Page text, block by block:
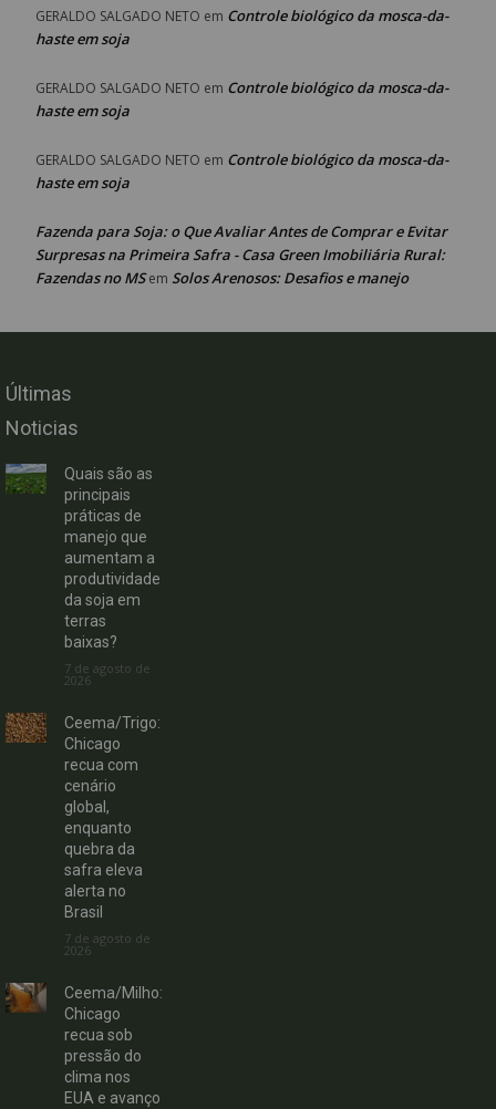
GERALDO SALGADO NETO em Controle biológico da mosca-da-
haste em soja
GERALDO SALGADO NETO em Controle biológico da mosca-da-
haste em soja
GERALDO SALGADO NETO em Controle biológico da mosca-da-
haste em soja
Fazenda para Soja: o Que Avaliar Antes de Comprar e Evitar
Surpresas na Primeira Safra - Casa Green Imobiliária Rural:
Fazendas no MSem Solos Arenosos: Desafios e manejo
Últimas
Noticias
Quais são as
principais
práticas de
manejo que
aumentam a
produtividade
da soja em
terras
baixas?
7 de agosto de
2026
Ceema/Trigo:
Chicago
recua com
cenário
global,
enquanto
quebra da
safra eleva
alerta no
Brasil
7 de agosto de
2026
Ceema/Milho:
Chicago
recua sob
pressão do
clima nos
EUA e avanço